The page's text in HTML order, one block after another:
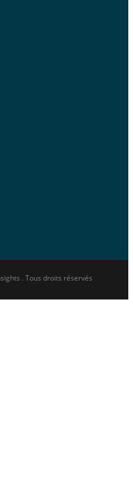
. Tous droits réservés